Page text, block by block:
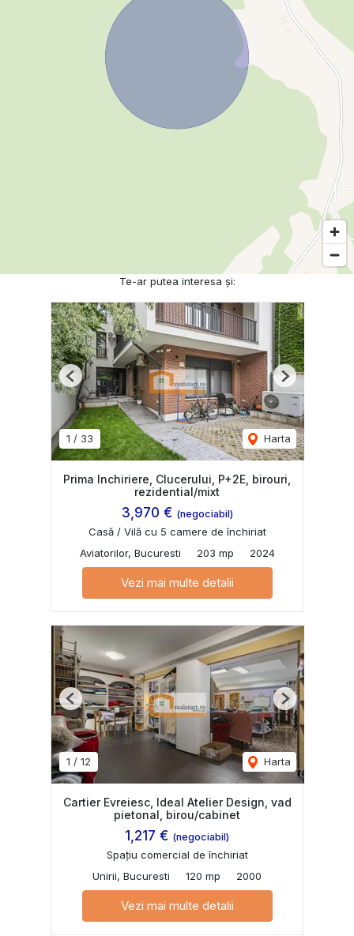
Te-ar putea interesa și:
1 / 33 Harta
Previous Next
Prima Inchiriere, Clucerului, P+2E, birouri,
rezidential/mixt
3,970 € (negociabil)
Casă / Vilă cu 5 camere de închiriat
Aviatorilor, Bucuresti
203 mp 2024
Vezi mai multe detalii
1 / 12 Harta
Previous Next
Cartier Evreiesc, Ideal Atelier Design, vad
pietonal, birou/cabinet
1,217 € (negociabil)
Spațiu comercial de închiriat
Unirii, Bucuresti
120 mp 2000
Vezi mai multe detalii